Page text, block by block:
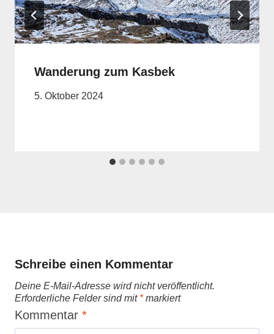
Wanderung zum Kasbek
5. Oktober 2024
Schreibe einen Kommentar
Deine E-Mail-Adresse wird nicht veröffentlicht.
Erforderliche Felder sind mit *markiert
Kommentar *